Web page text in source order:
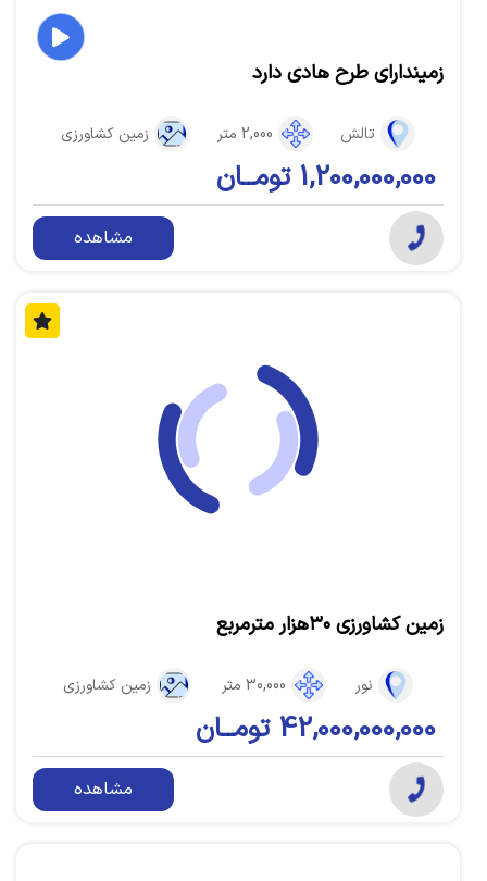
زمیندارای طرح هادی دارد
تالش 2,000 متر زمین کشاورزی
1,200,000,000 تومــان
مشاهده
زمین کشاورزی ۳۰هزار مترمربع
نور 30,000 متر زمین کشاورزی
42,000,000,000 تومــان
مشاهده